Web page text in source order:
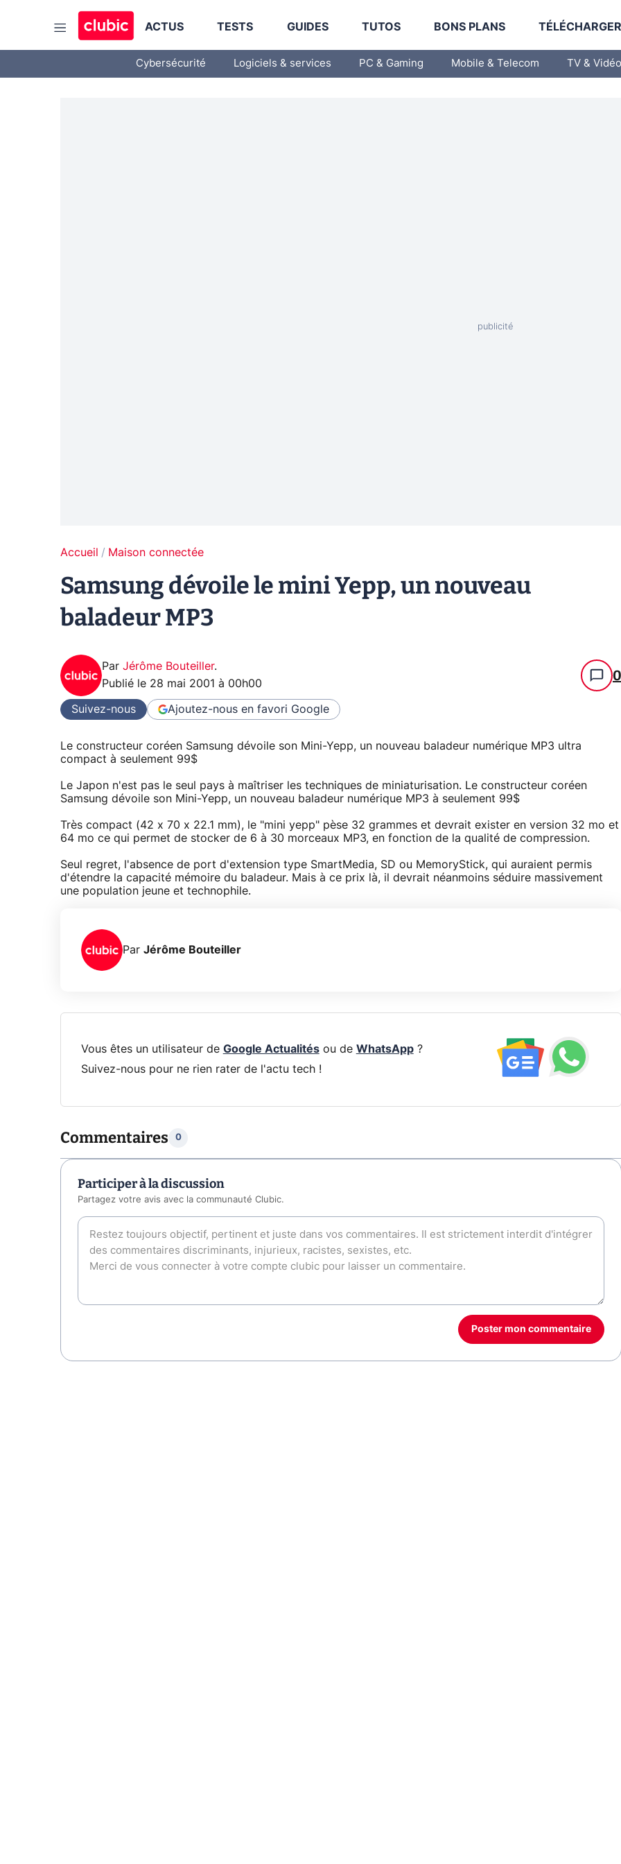
ACTUS TESTS GUIDES TUTOS BONS PLANS
Cybersécurité Logiciels & services PC & Gaming Mobile & Telecom TV & Vidéo
Accueil Maison connectée
Samsung dévoile le mini Yepp, un nouveau
baladeur MP3
Par Jérôme Bouteiller.
Publié le 28 mai 2001 à 00h00 0
Suivez-nous Ajoutez-nous en favori Google
Le constructeur coréen Samsung dévoile son Mini-Yepp, un nouveau baladeur numérique MP3 ultra
compact à seulement 99$
Le Japon n'est pas le seul pays à maîtriser les techniques de miniaturisation. Le constructeur coréen
Samsung dévoile son Mini-Yepp, un nouveau baladeur numérique MP3 à seulement 99$
Très compact (42 x 70 x 22.1 mm), le "mini yepp" pèse 32 grammes et devrait exister en version 32 mo et
64 mo ce qui permet de stocker de 6 à 30 morceaux MP3, en fonction de la qualité de compression.
Seul regret, l'absence de port d'extension type SmartMedia, SD ou MemoryStick, qui auraient permis
d'étendre la capacité mémoire du baladeur. Mais à ce prix là, il devrait néanmoins séduire massivement
une population jeune et technophile.
Par Jérôme Bouteiller
Vous êtes un utilisateur de Google Actualitésou de WhatsApp?
Suivez-nous pour ne rien rater de l'actu tech !
Commentaires 0
Participer à la discussion
Partagez votre avis avec la communauté Clubic.
Poster mon commentaire